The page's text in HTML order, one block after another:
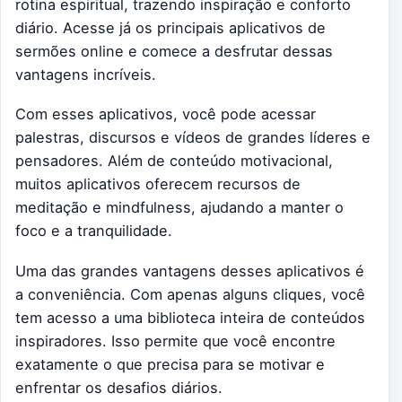
rotina espiritual, trazendo inspiração e conforto
diário. Acesse já os principais aplicativos de
sermões online e comece a desfrutar dessas
vantagens incríveis.
Com esses aplicativos, você pode acessar
palestras, discursos e vídeos de grandes líderes e
pensadores. Além de conteúdo motivacional,
muitos aplicativos oferecem recursos de
meditação e mindfulness, ajudando a manter o
foco e a tranquilidade.
Uma das grandes vantagens desses aplicativos é
a conveniência. Com apenas alguns cliques, você
tem acesso a uma biblioteca inteira de conteúdos
inspiradores. Isso permite que você encontre
exatamente o que precisa para se motivar e
enfrentar os desafios diários.